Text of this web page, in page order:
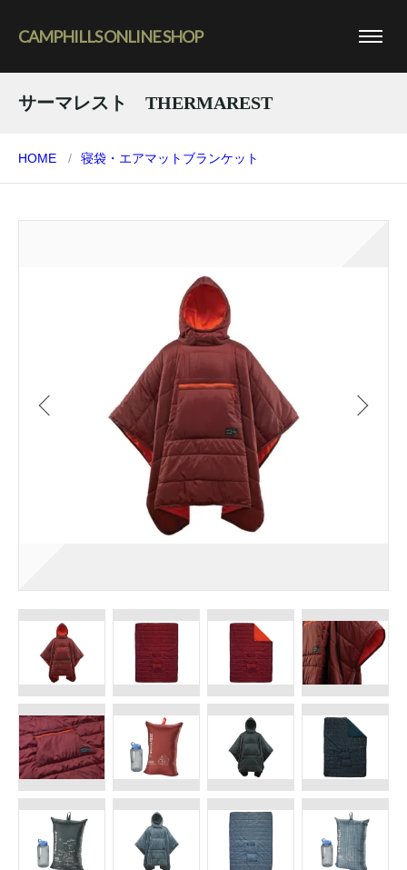
CAMPHILLS ONLINE SHOP
サーマレスト THERMAREST
HOME 寝袋・エアマット ブランケット